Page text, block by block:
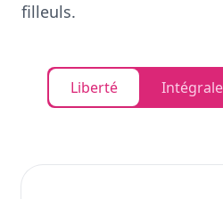
filleuls.
Liberté Intégrale